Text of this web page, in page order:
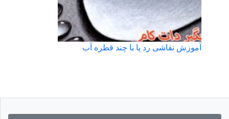
آموزش نقاشی رد پا با چند قطره آب